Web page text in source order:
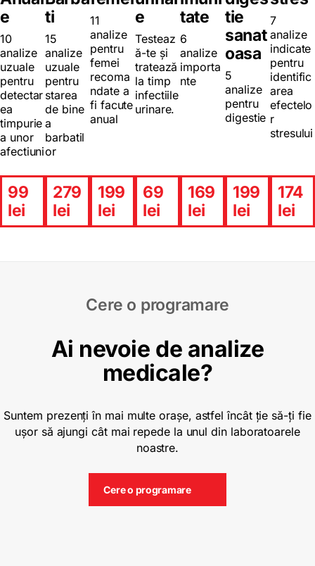
e
10
analize
uzuale
pentru
detectar
ea
timpurie
a unor
afectiuni
99
lei
ti
15
analize
uzuale
pentru
starea
de bine
a
barbatil
or
279
lei
11
analize
pentru
femei
recoma
ndate a
fi facute
anual
199
lei
e
Testeaz
ă-te și
tratează
la timp
infectiile
urinare.
69
lei
tate
6
analize
importa
nte
169
lei
tie
sanat
oasa
5
analize
pentru
digestie
199
lei
7
analize
indicate
pentru
identific
area
efectelo
r
stresului
174
lei
Cere o programare
Ai nevoie de analize
medicale?
Suntem prezenți în mai multe orașe, astfel încât ție să-ți fie
ușor să ajungi cât mai repede la unul din laboratoarele
noastre.
Cere o programare